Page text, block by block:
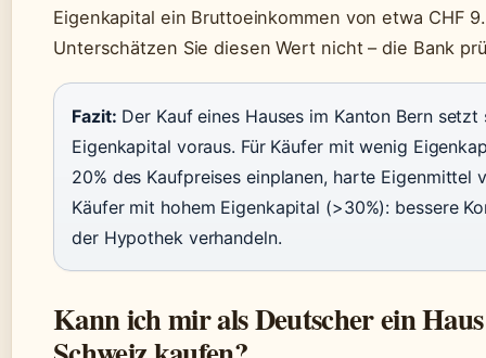
Eigenkapital ein Bruttoeinkommen von etwa CHF
Unterschätzen Sie diesen Wert nicht – die Bank
Fazit: Der Kauf eines Hauses im Kanton Bern setzt
Eigenkapital voraus. Für Käufer mit wenig
20% des Kaufpreises einplanen, harte Eigenmittel
Käufer mit hohem Eigenkapital (>30%): bessere
der Hypothek verhandeln.
Kann ich mir als Deutscher ein